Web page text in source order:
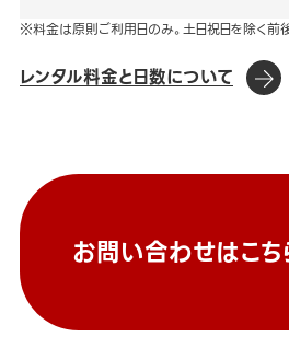
※料金は原則ご利用日のみ。土日祝日を除く前
レンタル料金と日数について
お問い合わせはこち